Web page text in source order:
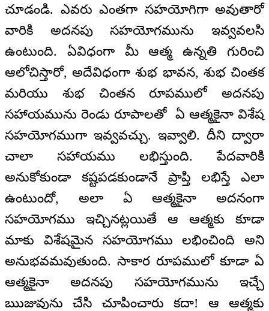
చూడండి. ఎవరు ఎంతగా సహయోగిగా అవుతారో
వారికి అదనపు సహయోగమును ఇవ్వవలసి
ఉంటుంది. ఏవిధంగా మీ ఆత్మ ఉన్నతి గురించి
ఆలోచిస్తారో, అదేవిధంగా శుభ భావన, శుభ చింతక
మరియు శుభ చింతన రూపములో అదనపు
సహాయమును రెండు రూపాలతో ఏ ఆత్మకైనా విశేష
సహయోగముగా ఇవ్వవచ్చు. ఇవ్వాలి. దీని ద్వారా
చాలా సహాయము లభిస్తుంది. పేదవారికి
అనుకోకుండా కష్టపడకుండానే ప్రాప్తి లభిస్తే ఎలా
ఉంటుందో, అలా ఏ ఆత్మకైనా అదనంగా
సహయోగము ఇచ్చినట్లయితే ఆ ఆత్మకు కూడా
మాకు విశేషమైన సహయోగము లభించింది అని
అనుభవమవుతుంది. సాకార రూపములో కూడా ఏ
ఆత్మకైనా అదనపు సహయోగమును ఇచ్చే
ఋజువును చేసి చూపించారు కదా! ఆ ఆత్మకు